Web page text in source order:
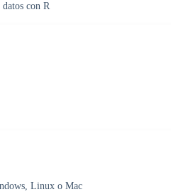
con R
Linux o Mac